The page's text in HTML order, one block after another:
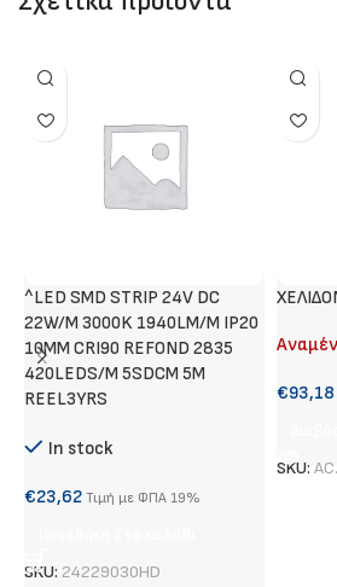
^LED SMD STRIP 24V DC
22W/M 3000K 1940LM/M IP20
10MM CRI90 REFOND 2835
420LEDS/M 5SDCM 5M
REEL3YRS
In stock
€23,62 Τιμή με ΦΠΑ 19%
SKU: 24229030HD
€93,18
SKU: